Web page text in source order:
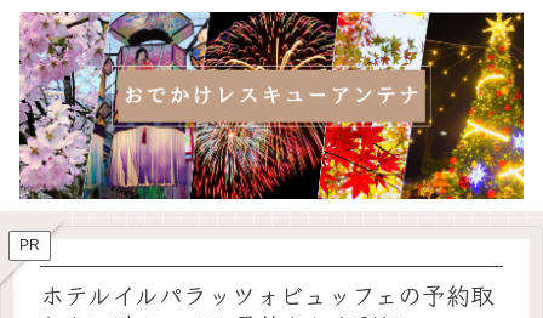
PR
ホテルイルパラッツォビュッフェの予約取